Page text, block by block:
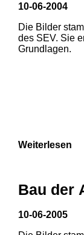
1
3
10-06-2004
Die Bilder
des SEV. Sie
Grundlagen.
Weiterlesen
Bau der
10-06-2005